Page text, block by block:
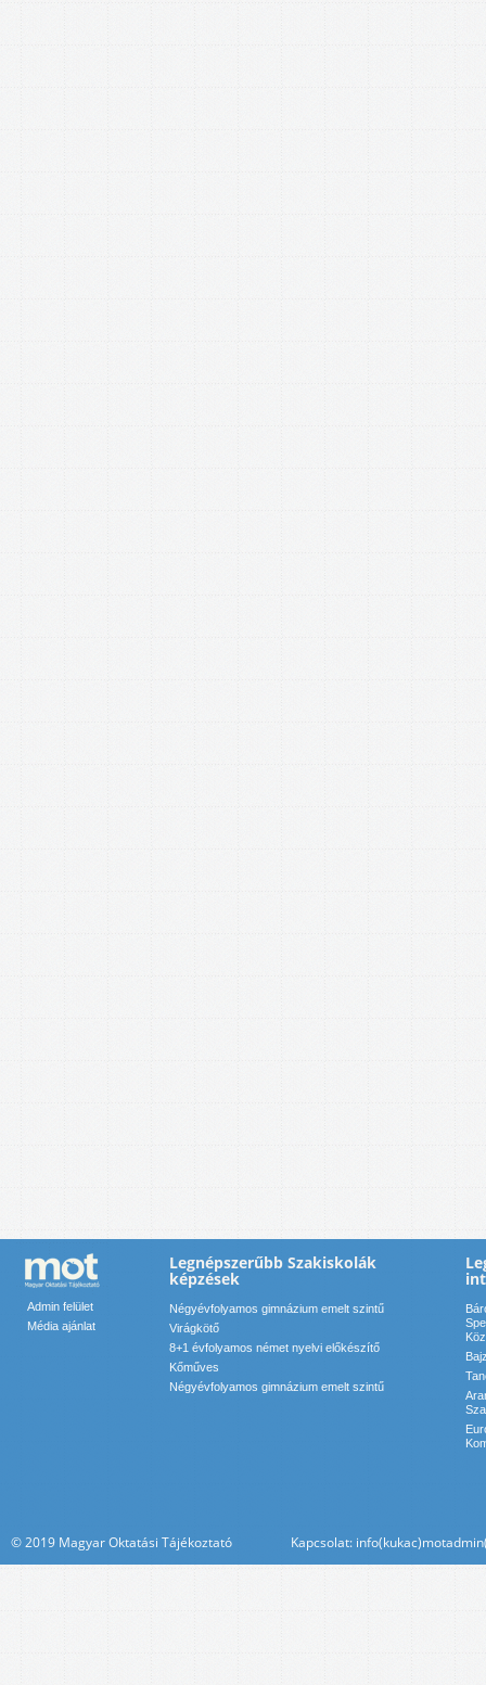
Admin felület
Média ajánlat
Legnépszerűbb Szakiskolák
képzések
Négyévfolyamos gimnázium emelt szintű
Virágkötő
8+1 évfolyamos német nyelvi előkészítő
Kőműves
Négyévfolyamos gimnázium emelt szintű
© 2019 Magyar Oktatási Tájékoztató Kapcsolat: